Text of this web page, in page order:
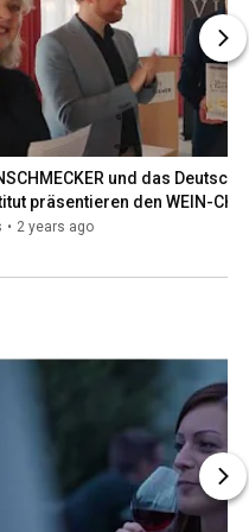
und das Deutsche
präsentieren den WEIN-
• 2 years ago